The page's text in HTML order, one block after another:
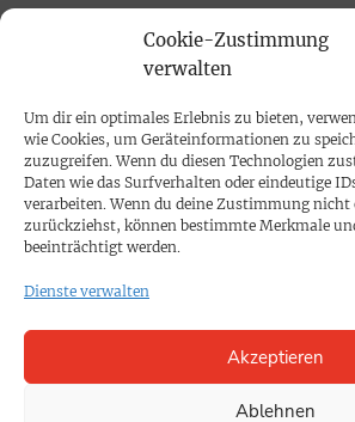
Cookie-Zustimmung
verwalten
Um dir ein optimales Erlebnis zu bieten,
wie Cookies, um Geräteinformationen zu
zuzugreifen. Wenn du diesen Technologien
Daten wie das Surfverhalten oder eindeutige
verarbeiten. Wenn du deine Zustimmung nicht
zurückziehst, können bestimmte Merkmale
beeinträchtigt werden.
Dienste verwalten
Akzeptieren
Ablehnen
Mediadaten
PROKOMPAKT
Impressum
SPENDEN
KONTAKT
Cookie-Richtlinie